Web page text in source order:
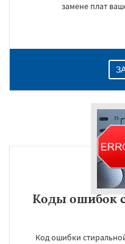
замене плат
Коды ошибок
Код ошибки